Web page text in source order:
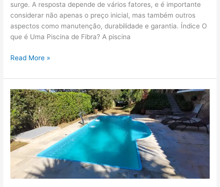
surge. A resposta depende de vários fatores, e é importante
considerar não apenas o preço inicial, mas também outros
aspectos como manutenção, durabilidade e garantia. Índice O
que é Uma Piscina de Fibra? A piscina
Read More »
Qual
é
o
valor
de
uma
piscina
fibra?